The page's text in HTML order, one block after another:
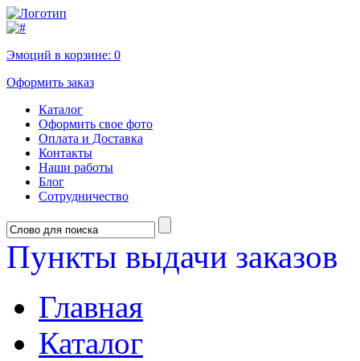
Эмоций в корзине: 0
Оформить заказ
Каталог
Оформить свое фото
Оплата и Доставка
Контакты
Наши работы
Блог
Сотрудничество
Пункты выдачи заказов
Главная
Каталог